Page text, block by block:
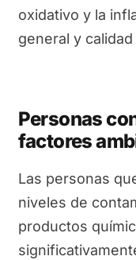
oxidativo y la
general y
Personas
factores
Las personas
niveles de
productos